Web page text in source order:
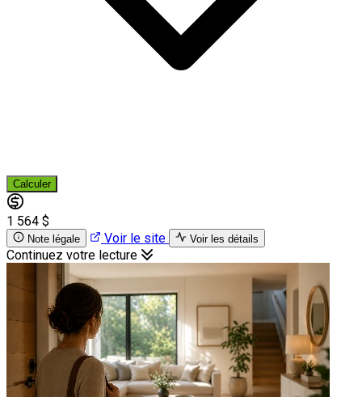
Calculer
1 564 $
Note légale Voir le site Voir les détails
Continuez votre lecture